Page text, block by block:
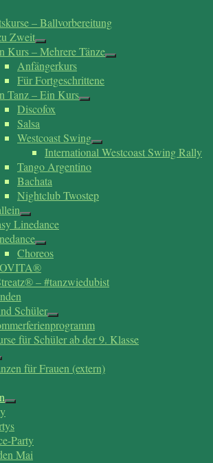
– Ballvorbereitung
Zweit
Kurs – Mehrere Tänze
Anfängerkurs
Für Fortgeschrittene
Tanz – Ein Kurs
Discofox
Salsa
Westcoast Swing
International Westcoast Swing Rally
Tango Argentino
Bachata
Nightclub Twostep
Linedance
Choreos
– #tanzwiedubist
Schüler
für Schüler ab der 9. Klasse
für Frauen (extern)
Party
Mai